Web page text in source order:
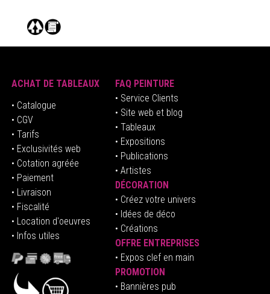
ACHAT DE TABLEAUX
• Catalogue
• CGV
• Tarifs
• Exclusivités web
• Cotation agréée
• Paiement
• Livraison
• Fiscalité
• Location d'oeuvres
• Infos utiles
FAQ PEINTURE
• Service Clients
• Site web et blog
• Tableaux
• Expositions
• Publications
• Artistes
DÉCORATION
• Créez votre univers
• Idées de déco
• Créations
OFFRE ENTREPRISES
• Expos clef en main
PROMOTION
• Bannières pub